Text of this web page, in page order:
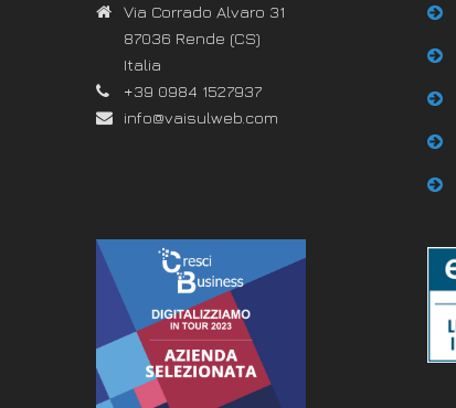
Via Corrado Alvaro 31
87036 Rende (CS)
Italia
+39 0984 1527937
info@vaisulweb.com